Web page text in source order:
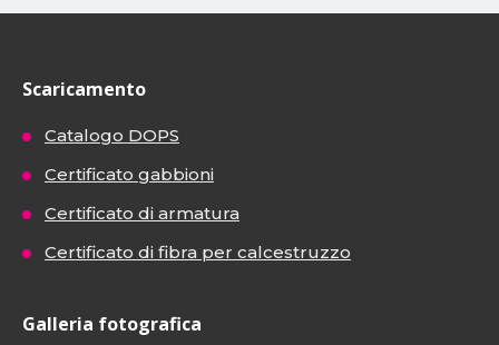
Scaricamento
Catalogo DOPS
Certificato gabbioni
Certificato di armatura
Certificato di fibra per calcestruzzo
Galleria fotografica